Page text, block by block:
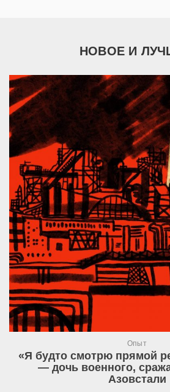
НОВОЕ И
Опыт
«Я будто смотрю прямой
— дочь военного,
Азовстали